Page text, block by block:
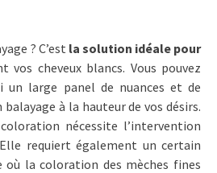
? C’est la solution idéale pour
cheveux blancs. Vous pouvez
un large panel de nuances et de
à la hauteur de vos désirs.
nécessite l’intervention
requiert également un certain
où la coloration des mèches fines